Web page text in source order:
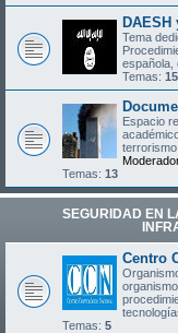
Tema
española,
Temas: 15
Espacio
Temas: 13
SEGURIDAD EN
Centro
Temas: 5